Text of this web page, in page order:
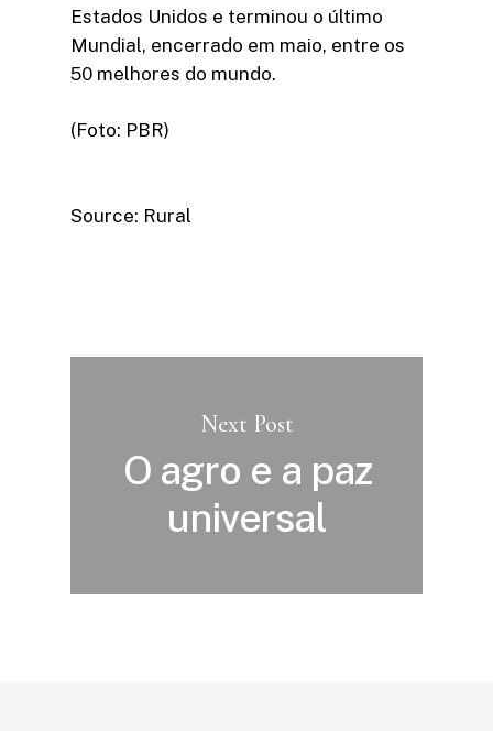
Estados Unidos e terminou o último
Mundial, encerrado em maio, entre os
50 melhores do mundo.
(Foto: PBR)
Source: Rural
Next Post
O agro e a paz
universal